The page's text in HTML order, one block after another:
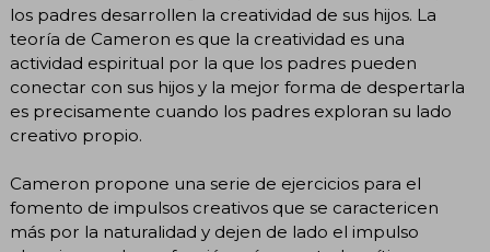
los padres desarrollen la creatividad de sus hijos. La
teoría de Cameron es que la creatividad es una
actividad espiritual por la que los padres pueden
conectar con sus hijos y la mejor forma de despertarla
es precisamente cuando los padres exploran su lado
creativo propio.
Cameron propone una serie de ejercicios para el
fomento de impulsos creativos que se caractericen
más por la naturalidad y dejen de lado el impulso